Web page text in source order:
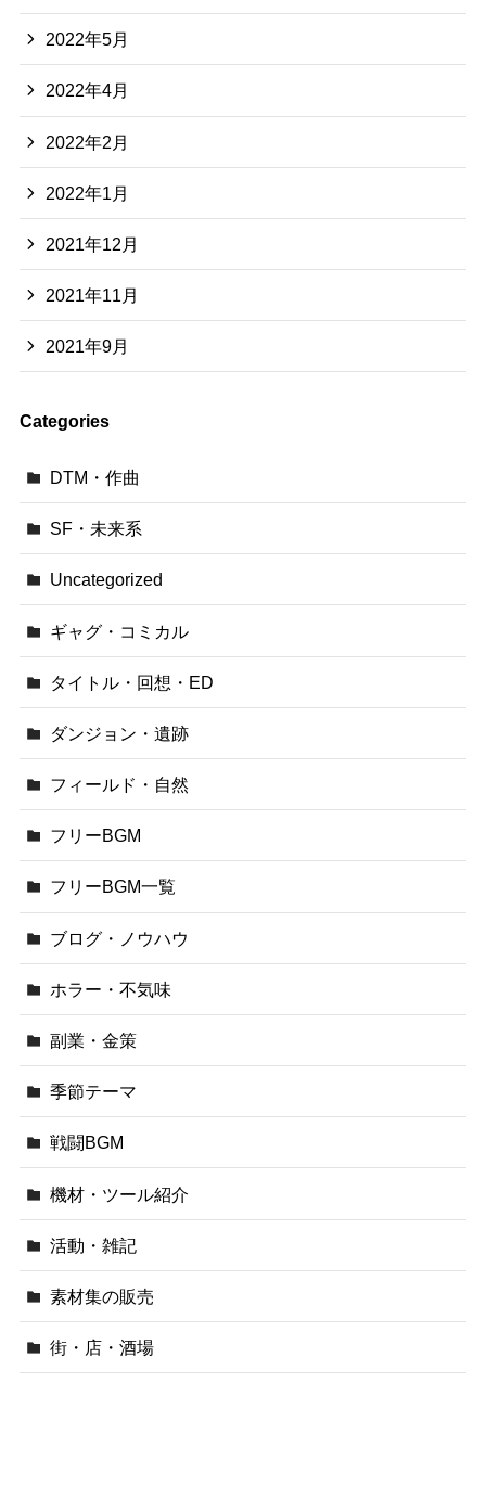
2022年5月
2022年4月
2022年2月
2022年1月
2021年12月
2021年11月
2021年9月
Categories
DTM・作曲
SF・未来系
Uncategorized
ギャグ・コミカル
タイトル・回想・ED
ダンジョン・遺跡
フィールド・自然
フリーBGM
フリーBGM一覧
ブログ・ノウハウ
ホラー・不気味
副業・金策
季節テーマ
戦闘BGM
機材・ツール紹介
活動・雑記
素材集の販売
街・店・酒場